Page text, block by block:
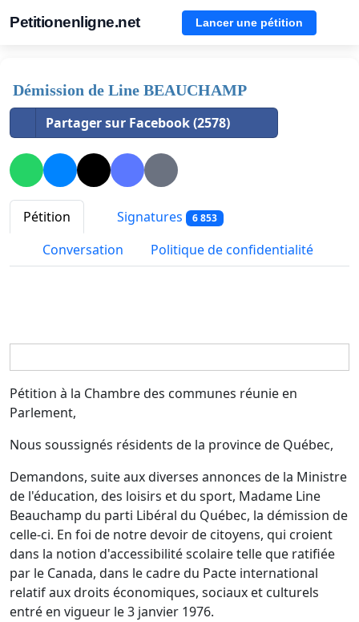
Petitionenligne.net Lancer une pétition
Démission de Line BEAUCHAMP
Partager sur Facebook (2578)
Pétition Signatures 6 853
Conversation Politique de confidentialité
Pétition à la Chambredes communes réunie en
Parlement,
Nous soussignés résidents de la province de Québec,
Demandons, suite aux diverses annonces de la Ministre
de l'éducation, des loisirs et du sport, Madame Line
Beauchamp du parti Libéral du Québec, la démission de
celle-ci. En foi de notre devoir de citoyens, qui croient
dans la notion d'accessibilité scolaire telle que ratifiée
par le Canada, dans le cadre du Pacte international
relatif aux droits économiques, sociaux et culturels
entré en vigueur le 3 janvier 1976.